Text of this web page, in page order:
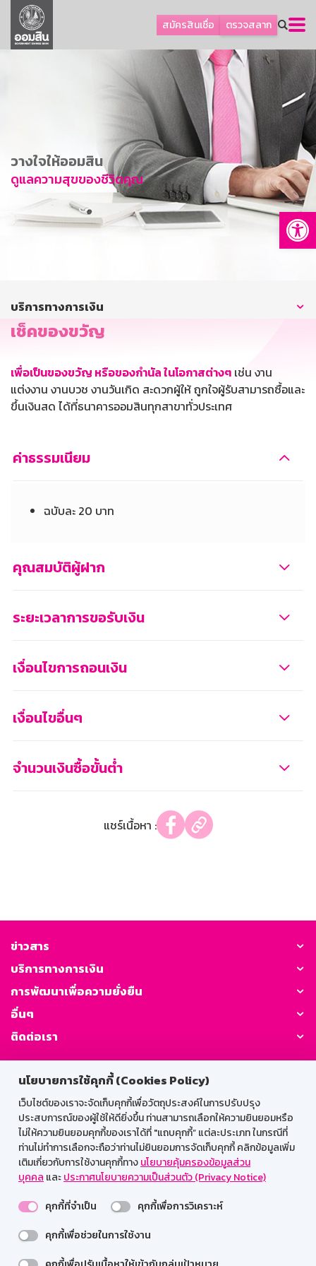
นโยบายการใช้คุกกี้ (Cookies Policy)
เว็บไซต์ของเราจะจัดเก็บคุกกี้เพื่อวัตถุประสงค์ในการปรับปรุง
ประสบการณ์ของผู้ใช้ให้ดียิ่งขึ้น ท่านสามารถเลือกให้ความยินยอมหรือ
ไม่ให้ความยินยอมคุกกี้ของเราได้ที่ "แถบคุกกี้” แต่ละประเภท ในกรณีที่
ท่านไม่ทำการเลือกจะถือว่าท่านไม่ยินยอมการจัดเก็บคุกกี้ คลิกข้อมูลเพิ่ม
เติมเกี่ยวกับการใช้งานคุกกี้ทางนโยบายคุ้มครองข้อมูลส่วน
บุคคล และประกาศนโยบายความเป็นส่วนตัว (Privacy Notice)
คุกกี้ที่จำเป็น
คุกกี้เพื่อการวิเคราะห์
คุกกี้เพื่อช่วยในการใช้งาน
สมัครสินเชื่อ ตรวจสลาก
ลูกค้าธุรกิจ
ลูกค้าผู้ประกอบรายย่อย
การพัฒนาที่ยั่งยืน
ข่าวสาร
บริการทางการเงิน
อื่นๆ
วางใจให้ออมสิน
ดูแลความสุขของชีวิตคุณ
บริการทางการเงิน
เช็คของขวัญ
เพื่อเป็นของขวัญ หรือของกำนัล ในโอกาสต่างๆ เช่น งาน
แต่งงาน งานบวช งานวันเกิด สะดวกผู้ให้ ถูกใจผู้รับสามารถซื้อและ
ขึ้นเงินสด ได้ที่ธนาคารออมสินทุกสาขาทั่วประเทศ
ค่าธรรมเนียม
ฉบับละ 20 บาท
คุณสมบัติผู้ฝาก
ระยะเวลาการขอรับเงิน
เงื่อนไขการถอนเงิน
เงื่อนไขอื่นๆ
จำนวนเงินซื้อขั้นต่ำ
แชร์เนื้อหา :
ข่าวสาร
บริการทางการเงิน
การพัฒนาเพื่อความยั่งยืน
อื่นๆ
ติดต่อเรา
GSB Society:
สำหรับพนักงาน
Web HR
GSB Wisdom
M-Search
เข้าสู่ระบบเน็ตเมล
รองรับการใช้งานได้ดีบนเว็บบราวเซอร์